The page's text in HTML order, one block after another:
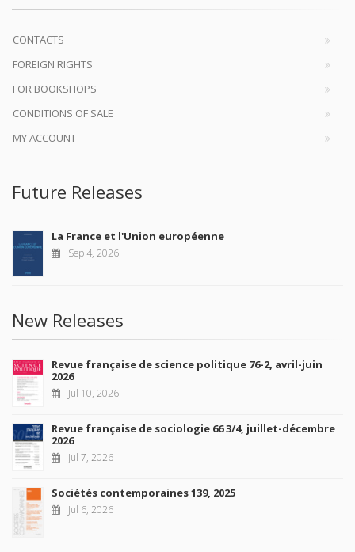
CONTACTS
FOREIGN RIGHTS
FOR BOOKSHOPS
CONDITIONS OF SALE
MY ACCOUNT
Future Releases
La France et l'Union européenne
Sep 4, 2026
New Releases
Revue française de science politique 76-2, avril-juin
2026
Jul 10, 2026
Revue française de sociologie 66 3/4, juillet-décembre
2026
Jul 7, 2026
Sociétés contemporaines 139, 2025
Jul 6, 2026